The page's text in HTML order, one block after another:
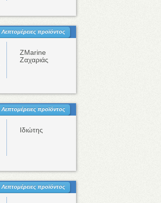
Λεπτομέρειες προϊόντος
ΖΜarine
Ζαχαριάς
Λεπτομέρειες προϊόντος
Ιδιώτης
Λεπτομέρειες προϊόντος